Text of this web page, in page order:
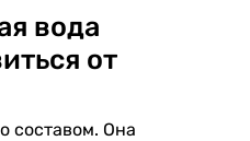
вода
от
составом. Она